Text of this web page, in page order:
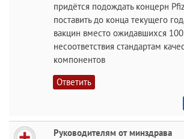
придётся подождать концерн
поставить до конца текущего
вакцин вместо ожидавшихся
несоответствия стандартам
компонентов
Ответить
Руководителям от минздрава